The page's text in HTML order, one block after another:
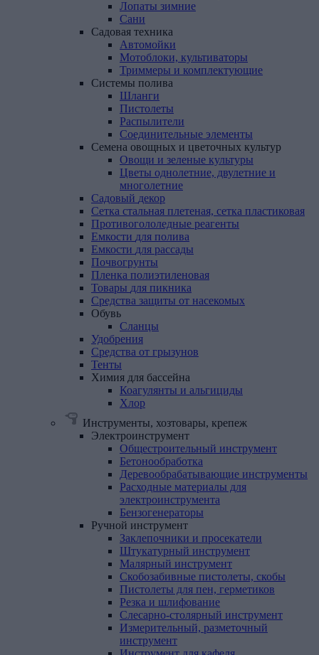
Лопаты зимние
Сани
Садовая техника
Автомойки
Мотоблоки, культиваторы
Триммеры и комплектующие
Системы полива
Шланги
Пистолеты
Распылители
Соединительные элементы
Семена овощных и цветочных культур
Овощи и зеленые культуры
Цветы однолетние, двулетние и
многолетние
Садовый декор
Сетка стальная плетеная, сетка пластиковая
Противогололедные реагенты
Емкости для полива
Емкости для рассады
Почвогрунты
Пленка полиэтиленовая
Товары для пикника
Средства защиты от насекомых
Обувь
Сланцы
Удобрения
Средства от грызунов
Тенты
Химия для бассейна
Коагулянты и альгициды
Хлор
Инструменты, хозтовары, крепеж
Электроинструмент
Общестроительный инструмент
Бетонообработка
Деревообрабатывающие инструменты
Расходные материалы для
электроинструмента
Бензогенераторы
Ручной инструмент
Заклепочники и просекатели
Штукатурный инструмент
Малярный инструмент
Скобозабивные пистолеты, скобы
Пистолеты для пен, герметиков
Резка и шлифование
Слесарно-столярный инструмент
Измерительный, разметочный
инструмент